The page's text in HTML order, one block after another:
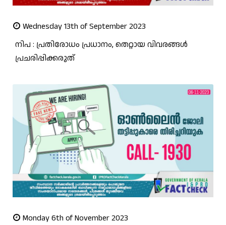
Wednesday 13th of September 2023
നിപ : പ്രതിരോധം പ്രധാനം, തെറ്റായ വിവരങ്ങൾ
പ്രചരിപ്പിക്കരുത്
Monday 6th of November 2023